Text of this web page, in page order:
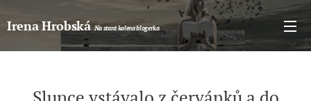
Irena HrobskáNa stará kolena blogerka